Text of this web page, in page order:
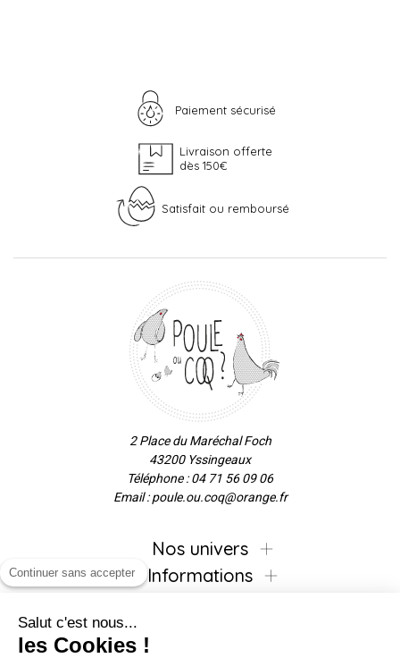
Paiement sécurisé
Livraison offerte
dès 150€
Satisfait ou remboursé
2 Place du Maréchal Foch
43200 Yssingeaux
Téléphone : 04 71 56 09 06
Email : poule.ou.coq@orange.fr
Nos univers
Informations
Continuer sans accepter
Salut c'est nous...
les Cookies !